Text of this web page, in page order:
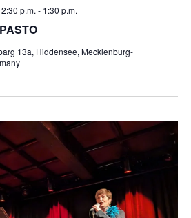
v
g
a
t
i
p.m. - 1:30 p.m.
13a, Hiddensee, Mecklenburg-